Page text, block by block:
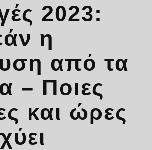
2023:
η
από τα
– Ποιες
και ώρες